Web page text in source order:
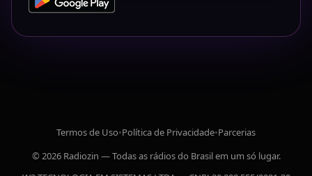
Termos de Uso•Política de Privacidade•Parcerias
© 2026 Radiozin — Todas as rádios do Brasil em um só lugar.